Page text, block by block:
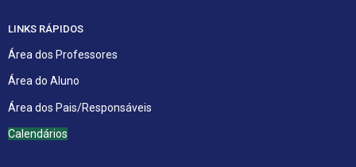
LINKS RÁPIDOS
Área dos Professores
Área do Aluno
Área dos Pais/Responsáveis
Calendários